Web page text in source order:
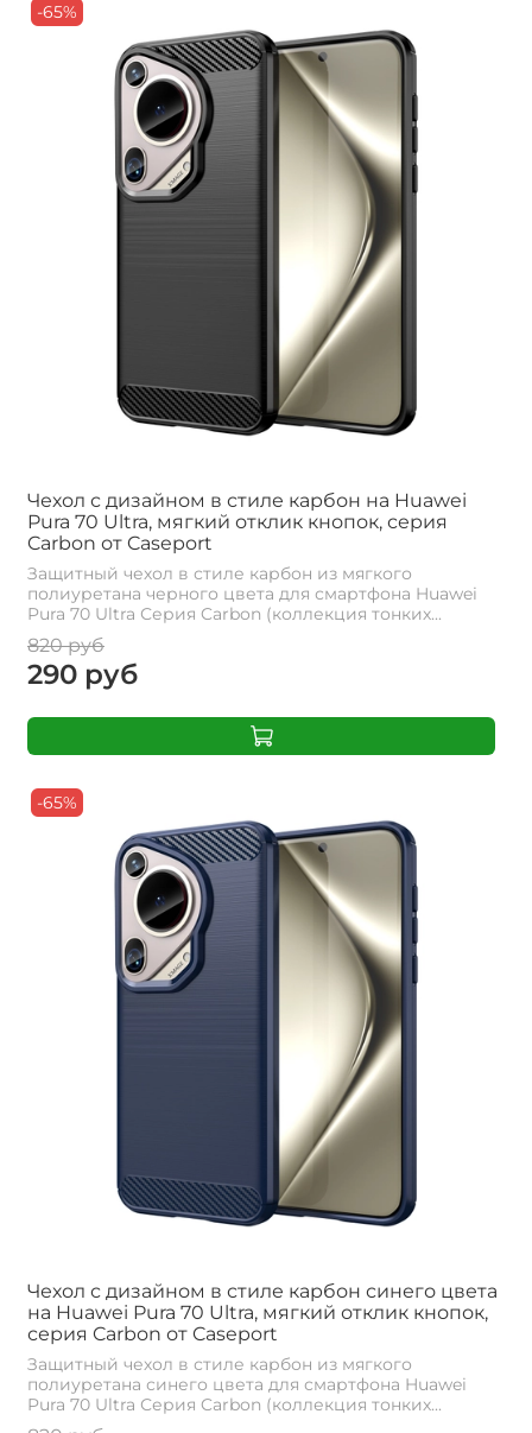
-65%
Чехол с дизайном в стиле карбон на Huawei
Pura 70 Ultra, мягкий отклик кнопок, серия
Carbon от Caseport
Защитный чехол в стиле карбон из мягкого
полиуретана черного цвета для смартфона Huawei
Pura 70 Ultra Серия Carbon (коллекция тонких...
820 руб
290 руб
-65%
Чехол с дизайном в стиле карбон синего цвета
на Huawei Pura 70 Ultra, мягкий отклик кнопок,
серия Carbon от Caseport
Защитный чехол в стиле карбон из мягкого
полиуретана синего цвета для смартфона Huawei
Pura 70 Ultra Серия Carbon (коллекция тонких...